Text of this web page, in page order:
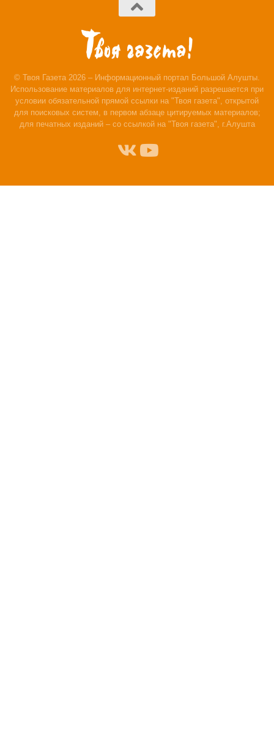
© Твоя Газета 2026 – Информационный портал Большой Алушты.
Использование материалов для интернет-изданий разрешается при
условии обязательной прямой ссылки на "Твоя газета", открытой
для поисковых систем, в первом абзаце цитируемых материалов;
для печатных изданий – со ссылкой на "Твоя газета", г.Алушта